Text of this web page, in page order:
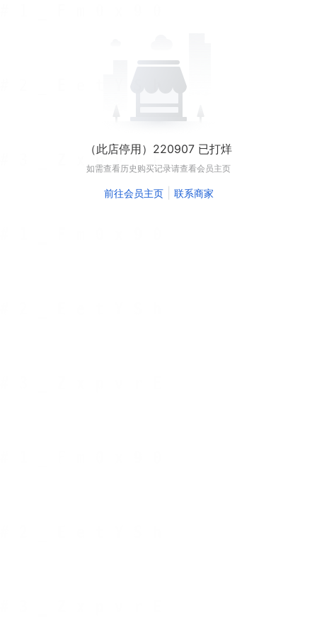
（此店停用）220907 已打烊
如需查看历史购买记录请查看会员主页
前往会员主页| 联系商家